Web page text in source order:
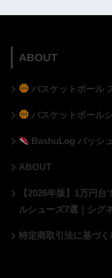
ABOUT
バスケットボール
バスケットボール
BashuLog バッシ
ABOUT
【2026年版】1万円
ルシューズ7選｜シグ
特定商取引法に基づく